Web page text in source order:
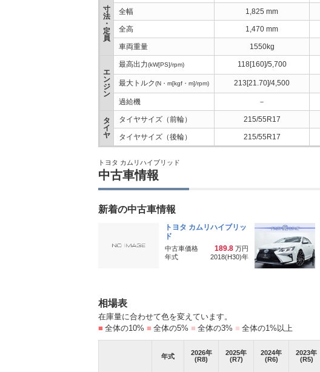
寸
法
・
定
員
全幅 1,825 mm
全高 1,470 mm
車両重量 1550kg
エ
ン
ジ
ン
最高出力(kW[PS]/rpm) 118[160]/5,700
最大トルク(N・m[kgf・m]/rpm) 213[21.70]/4,500
過給機 －
タ
イ
ヤ
タイヤサイズ（前輪） 215/55R17
タイヤサイズ（後輪） 215/55R17
トヨタ カムリハイブリッド
中古車情報
新着の中古車情報
トヨタ カムリハイブリッ
ド
中古車価格 189.8 万円
年式
2018(H30)年
相場表
在庫量に合わせて色を変えています。
■ 全体の10% ■ 全体の5% ■ 全体の3% ■ 全体の1%以上
年式 2026年
(R8)
2025年
(R7)
2024年
(R6)
2023年
(R5)